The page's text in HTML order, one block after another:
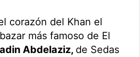
corazón del Khan el
más famoso de El
Abdelaziz, de Sedas